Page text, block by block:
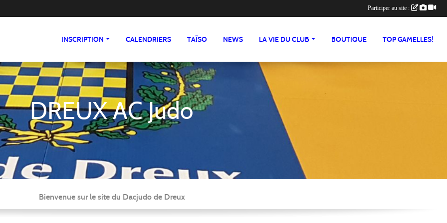
INSCRIPTION CALENDRIERS TAÏSO NEWS LA VIE DU CLUB BOUTIQUE TOP GAMELLES!
DREUX AC Judo
Bienvenue sur le site du Dacjudo de Dreux
Participer au site :